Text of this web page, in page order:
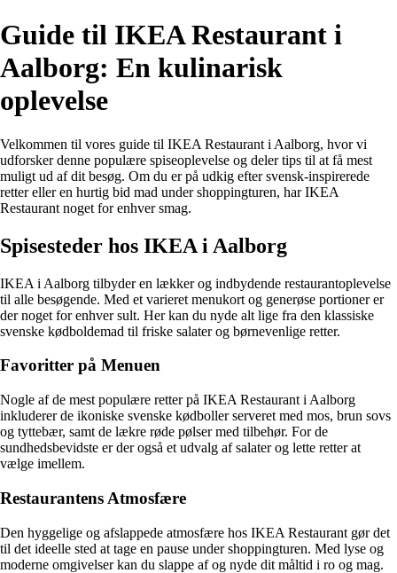
Guide til IKEA Restaurant i
Aalborg: En kulinarisk
oplevelse
Velkommen til vores guide til IKEA Restaurant i Aalborg, hvor vi
udforsker denne populære spiseoplevelse og deler tips til at få mest
muligt ud af dit besøg. Om du er på udkig efter svensk-inspirerede
retter eller en hurtig bid mad under shoppingturen, har IKEA
Restaurant noget for enhver smag.
Spisesteder hos IKEA i Aalborg
IKEA i Aalborg tilbyder en lækker og indbydende restaurantoplevelse
til alle besøgende. Med et varieret menukort og generøse portioner er
der noget for enhver sult. Her kan du nyde alt lige fra den klassiske
svenske kødboldemad til friske salater og børnevenlige retter.
Favoritter på Menuen
Nogle af de mest populære retter på IKEA Restaurant i Aalborg
inkluderer de ikoniske svenske kødboller serveret med mos, brun sovs
og tyttebær, samt de lækre røde pølser med tilbehør. For de
sundhedsbevidste er der også et udvalg af salater og lette retter at
vælge imellem.
Restaurantens Atmosfære
Den hyggelige og afslappede atmosfære hos IKEA Restaurant gør det
til det ideelle sted at tage en pause under shoppingturen. Med lyse og
moderne omgivelser kan du slappe af og nyde dit måltid i ro og mag.